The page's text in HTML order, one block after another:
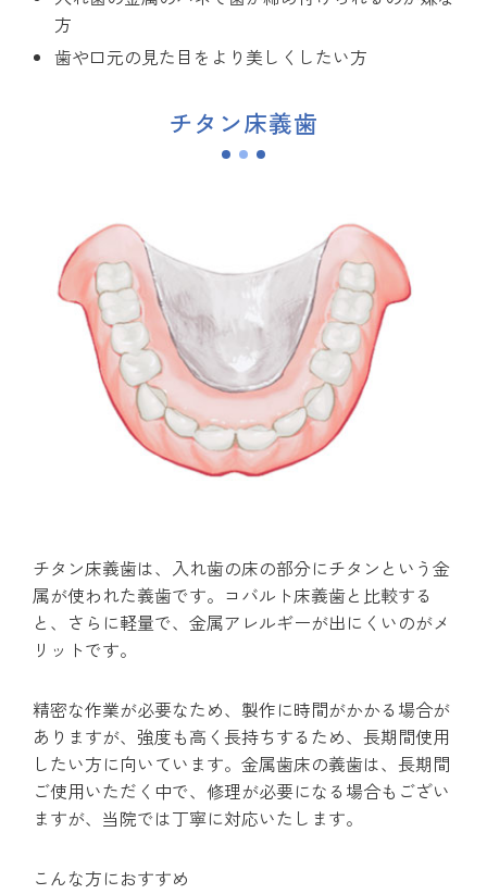
方
歯や口元の見た目をより美しくしたい方
チタン床義歯
チタン床義歯は、入れ歯の床の部分にチタンという金
属が使われた義歯です。コバルト床義歯と比較する
と、さらに軽量で、金属アレルギーが出にくいのがメ
リットです。
精密な作業が必要なため、製作に時間がかかる場合が
ありますが、強度も高く長持ちするため、長期間使用
したい方に向いています。金属歯床の義歯は、長期間
ご使用いただく中で、修理が必要になる場合もござい
ますが、当院では丁寧に対応いたします。
こんな方におすすめ